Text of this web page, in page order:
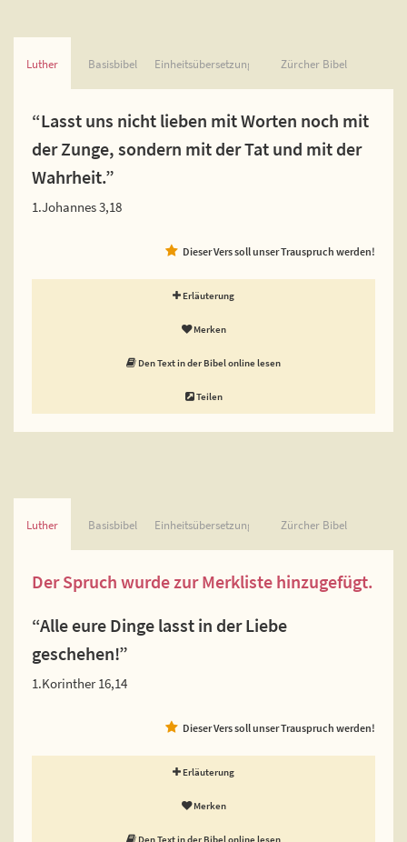
Luther Basisbibel Einheitsübersetzung Zürcher Bibel
“Lasst uns nicht lieben mit Worten noch mit
der Zunge, sondern mit der Tat und mit der
Wahrheit.”
1.Johannes 3,18
Dieser Vers soll unser Trauspruch werden!
Erläuterung
Merken
Den Text in der Bibel online lesen
Teilen
Luther Basisbibel Einheitsübersetzung Zürcher Bibel
Der Spruch wurde zur Merkliste hinzugefügt.
“Alle eure Dinge lasst in der Liebe
geschehen!”
1.Korinther 16,14
Dieser Vers soll unser Trauspruch werden!
Erläuterung
Merken
Den Text in der Bibel online lesen